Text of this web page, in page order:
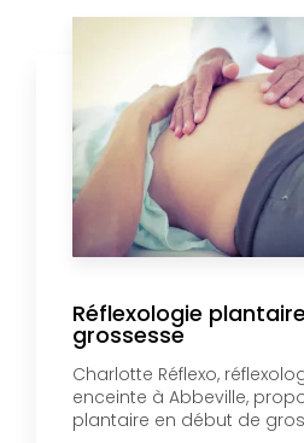
Réflexologie
grossesse
Charlotte Réflexo,
enceinte à Abbeville,
plantaire en début de